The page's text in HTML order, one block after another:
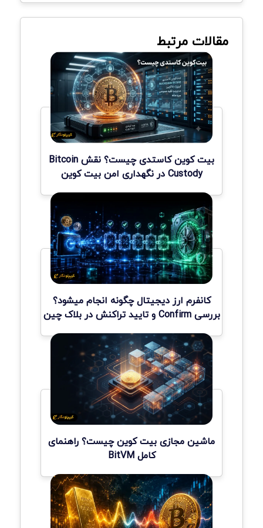
مقالات مرتبط
بیت کوین کاستدی چیست؟ نقش Bitcoin
Custody در نگهداری امن بیت کوین
کانفرم ارز دیجیتال چگونه انجام میشود؟
بررسی Confirm و تایید تراکنش در بلاک چین
ماشین مجازی بیت کوین چیست؟ راهنمای
کامل BitVM